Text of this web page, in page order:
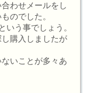
わせメールをし
のでした。
いう事でしょう。
購入しましたが
いことが多々あ